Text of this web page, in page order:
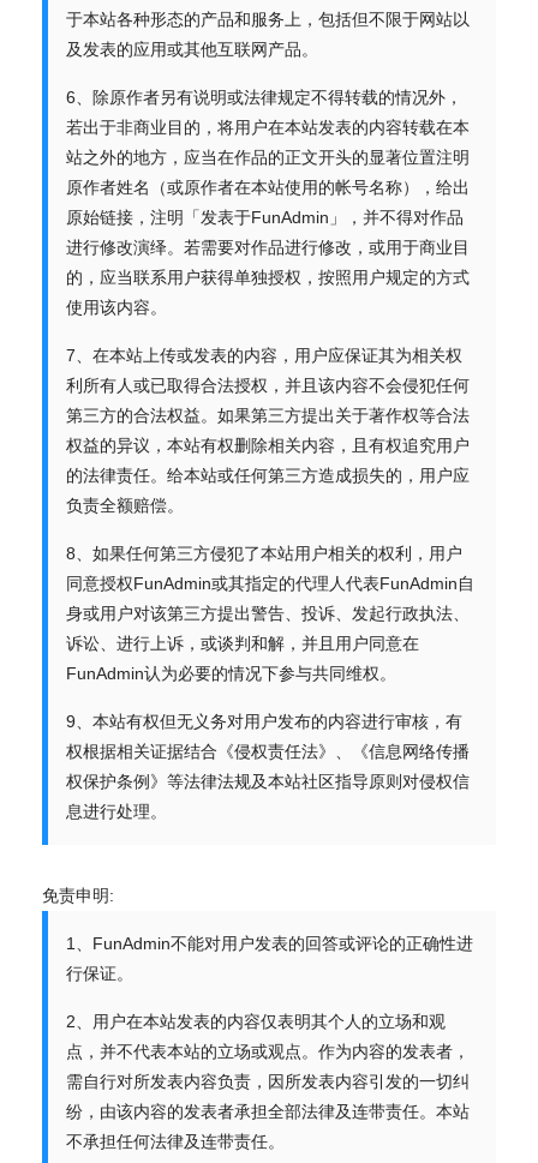
于本站各种形态的产品和服务上，包括但不限于网站以
及发表的应用或其他互联网产品。
6、除原作者另有说明或法律规定不得转载的情况外，
若出于非商业目的，将用户在本站发表的内容转载在本
站之外的地方，应当在作品的正文开头的显著位置注明
原作者姓名（或原作者在本站使用的帐号名称），给出
原始链接，注明「发表于FunAdmin」，并不得对作品
进行修改演绎。若需要对作品进行修改，或用于商业目
的，应当联系用户获得单独授权，按照用户规定的方式
使用该内容。
7、在本站上传或发表的内容，用户应保证其为相关权
利所有人或已取得合法授权，并且该内容不会侵犯任何
第三方的合法权益。如果第三方提出关于著作权等合法
权益的异议，本站有权删除相关内容，且有权追究用户
的法律责任。给本站或任何第三方造成损失的，用户应
负责全额赔偿。
8、如果任何第三方侵犯了本站用户相关的权利，用户
同意授权FunAdmin或其指定的代理人代表FunAdmin自
身或用户对该第三方提出警告、投诉、发起行政执法、
诉讼、进行上诉，或谈判和解，并且用户同意在
FunAdmin认为必要的情况下参与共同维权。
9、本站有权但无义务对用户发布的内容进行审核，有
权根据相关证据结合《侵权责任法》、《信息网络传播
权保护条例》等法律法规及本站社区指导原则对侵权信
息进行处理。
免责申明:
1、FunAdmin不能对用户发表的回答或评论的正确性进
行保证。
2、用户在本站发表的内容仅表明其个人的立场和观
点，并不代表本站的立场或观点。作为内容的发表者，
需自行对所发表内容负责，因所发表内容引发的一切纠
纷，由该内容的发表者承担全部法律及连带责任。本站
不承担任何法律及连带责任。